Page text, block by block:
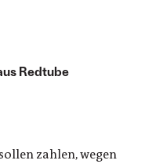
Redtube
zahlen, wegen